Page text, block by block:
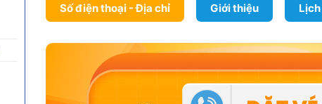
Số điện thoại - Địa chỉ Giới thiệu